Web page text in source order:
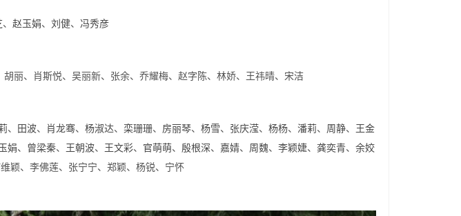
、 赵玉娟、 刘健、 冯秀彦
胡丽、肖斯悦、吴丽新、张余、乔耀梅、赵字陈、林娇、王祎晴、宋洁
、 田波、 肖龙骞、 杨淑达、 栾珊珊、 房丽琴、 杨雪、 张庆滢、 杨杨、 潘莉、 周静、
王金
娟、 曾梁秦、 王朝波、 王文彩、 官萌萌、 殷根深、 嘉婧、 周魏、 李颖婕、 龚奕青、 余姣
颖、李佛莲、张宁宁、郑颖、杨锐、宁怀